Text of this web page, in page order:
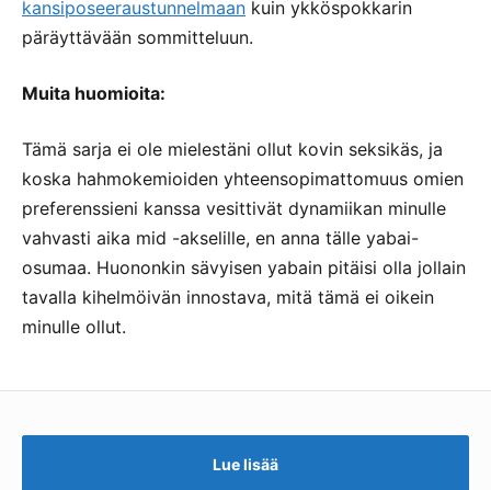
kansiposeeraustunnelmaan kuin ykköspokkarin
päräyttävään sommitteluun.
Muita huomioita:
Tämä sarja ei ole mielestäni ollut kovin seksikäs, ja
koska hahmokemioiden yhteensopimattomuus omien
preferenssieni kanssa vesittivät dynamiikan minulle
vahvasti aika mid -akselille, en anna tälle yabai-
osumaa. Huononkin sävyisen yabain pitäisi olla jollain
tavalla kihelmöivän innostava, mitä tämä ei oikein
minulle ollut.
Lue lisää